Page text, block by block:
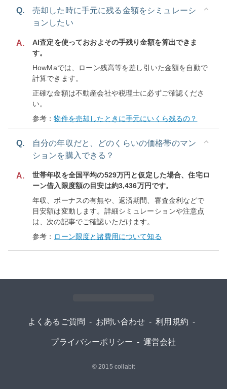
Q.
売却した時に手元に残る金額をシミュレーシ
ョンしたい
A.
AI査定を使っておおよその手残り金額を算出できま
す。
HowMaでは、ローン残高等を差し引いた金額を自動で
計算できます。
正確な金額は不動産会社や税理士に必ずご確認くださ
い。
参考：物件を売却したときに手元にいくら残るの？
Q.
自分の年収だと、どのくらいの価格帯のマン
ションを購入できる？
A.
世帯年収を全国平均の529万円と仮定した場合、住宅ロ
ーン借入限度額の目安は約3,436万円です。
年収、ボーナスの有無や、返済期間、審査金利などで
目安額は変動します。詳細シミュレーションや注意点
は、次の記事でご確認いただけます。
参考： ローン限度と諸費用について知る
よくあるご質問 - お問い合わせ - 利用規約 -
プライバシーポリシー - 運営会社
© 2015 collabit